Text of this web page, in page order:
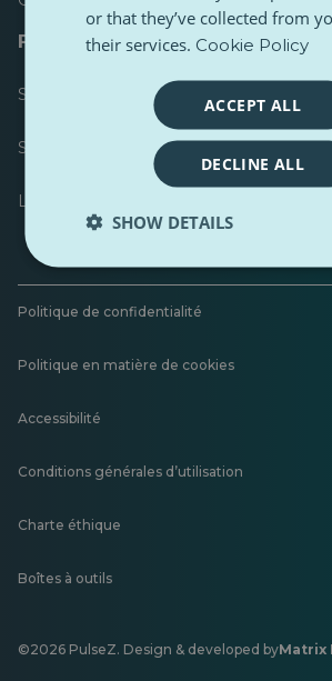
FAQ
Soumettre une demande
Signaler un problème
Laisser un commentaire
Politique de confidentialité
Politique en matière de cookies
Accessibilité
Conditions générales d’utilisation
Charte éthique
Boîtes à outils
©2026 PulseZ. Design & developed byMatrix
S'ouvre
or that they’ve collected from
their services. Cookie Policy
ACCEPT ALL
DECLINE ALL
SHOW DETAILS